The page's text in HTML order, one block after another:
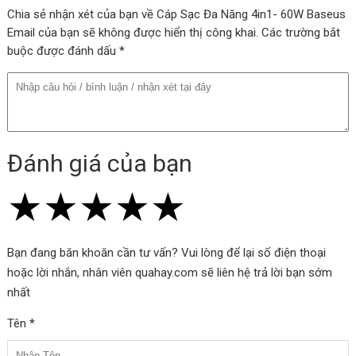
Chia sẻ nhận xét của bạn về Cáp Sạc Đa Năng 4in1- 60W Baseus
Email của bạn sẽ không được hiển thị công khai. Các trường bắt
buộc được đánh dấu *
Đánh giá của bạn
★
★★
★★★
★★★★
★★★★★
Bạn đang băn khoăn cần tư vấn? Vui lòng để lại số điện thoại
hoặc lời nhắn, nhân viên quahay.com sẽ liên hệ trả lời bạn sớm
nhất
Tên *